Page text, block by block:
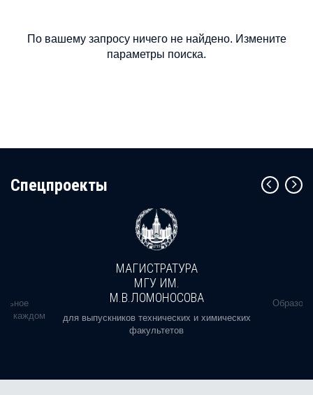
По вашему запросу ничего не найдено. Измените
параметры поиска.
Cпецпроекты
в каждом
МАГИСТРАТУРА
МГУ ИМ.
М.В.ЛОМОНОСОВА
для выпускников технических и химических
факультетов